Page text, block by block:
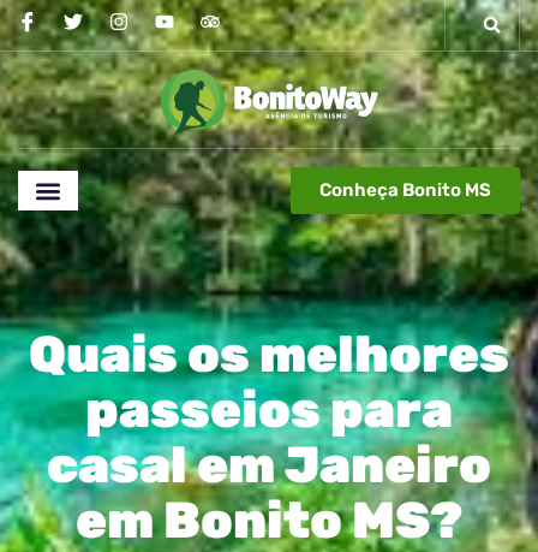
Conheça Bonito MS
Quais os melhores
passeios para
casal em Janeiro
em Bonito MS?